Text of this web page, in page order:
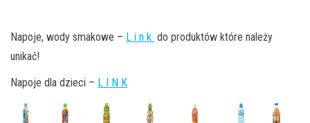
Napoje, wody smakowe – L i n k do produktów które należy
unikać!
Napoje dla dzieci – L I N K